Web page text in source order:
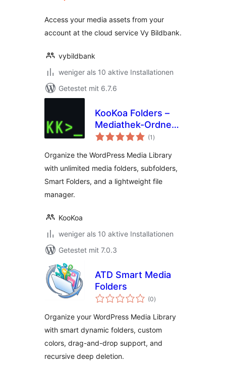
Access your media assets from your
account at the cloud service Vy Bildbank.
vybildbank
weniger als 10 aktive Installationen
Getestet mit 6.7.6
KooKoa Folders –
Mediathek-Ordner
& Datei-Organizer
(1 Bewertungen
insgesamt
)
Organize the WordPress Media Library
with unlimited media folders, subfolders,
Smart Folders, and a lightweight file
manager.
KooKoa
weniger als 10 aktive Installationen
Getestet mit 7.0.3
ATD Smart Media
Folders
(0Bewertungen
insgesamt
)
Organize your WordPress Media Library
with smart dynamic folders, custom
colors, drag-and-drop support, and
recursive deep deletion.